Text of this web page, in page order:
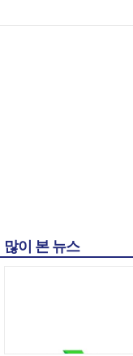
많이 본 뉴스